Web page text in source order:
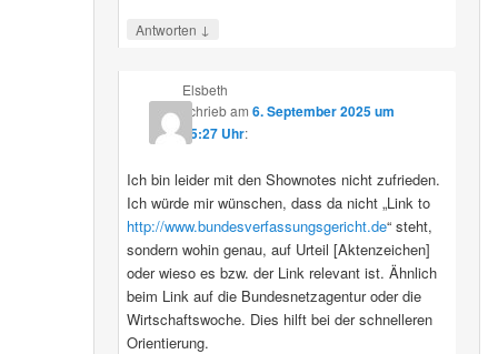
Antworten ↓
Elsbeth
schriebam 6. September 2025 um
15:27 Uhr:
Ich bin leider mit den Shownotes nicht zufrieden.
Ich würde mir wünschen, dass da nicht „Link to
http://www.bundesverfassungsgericht.de“ steht,
sondern wohin genau, auf Urteil [Aktenzeichen]
oder wieso es bzw. der Link relevant ist. Ähnlich
beim Link auf die Bundesnetzagentur oder die
Wirtschaftswoche. Dies hilft bei der schnelleren
Orientierung.